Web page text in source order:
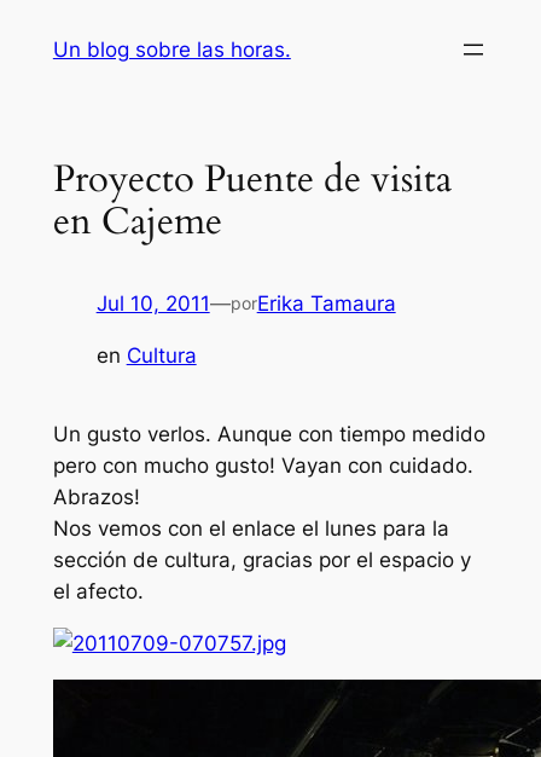
Un blog sobre las horas.
Proyecto Puente de visita
en Cajeme
Jul 10, 2011—porErika Tamaura
en Cultura
Un gusto verlos. Aunque con tiempo medido
pero con mucho gusto! Vayan con cuidado.
Abrazos!
Nos vemos con el enlace el lunes para la
sección de cultura, gracias por el espacio y
el afecto.